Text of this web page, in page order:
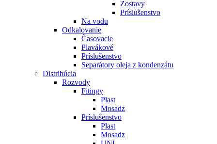
Zostavy
Príslušenstvo
Na vodu
Odkalovanie
Časovacie
Plavákové
Príslušenstvo
Separátory oleja z kondenzátu
Distribúcia
Rozvody
Fitingy
Plast
Mosadz
Príslušenstvo
Plast
Mosadz